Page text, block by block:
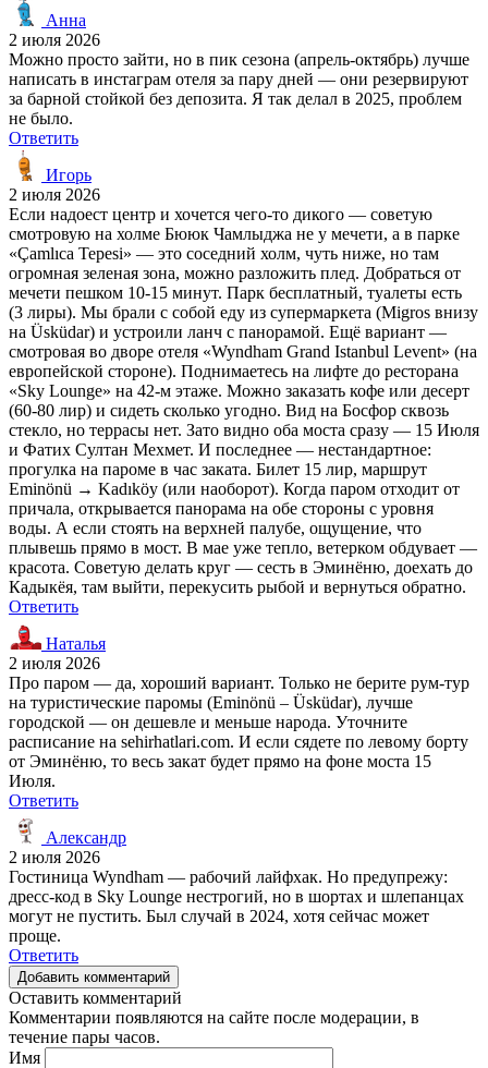
Анна
2 июля 2026
Можно просто зайти, но в пик сезона (апрель-октябрь) лучше
написать в инстаграм отеля за пару дней — они резервируют
за барной стойкой без депозита. Я так делал в 2025, проблем
не было.
Ответить
Игорь
2 июля 2026
Если надоест центр и хочется чего-то дикого — советую
смотровую на холме Бююк Чамлыджа не у мечети, а в парке
«Çamlıca Tepesi» — это соседний холм, чуть ниже, но там
огромная зеленая зона, можно разложить плед. Добраться от
мечети пешком 10-15 минут. Парк бесплатный, туалеты есть
(3 лиры). Мы брали с собой еду из супермаркета (Migros внизу
на Üsküdar) и устроили ланч с панорамой. Ещё вариант —
смотровая во дворе отеля «Wyndham Grand Istanbul Levent» (на
европейской стороне). Поднимаетесь на лифте до ресторана
«Sky Lounge» на 42-м этаже. Можно заказать кофе или десерт
(60-80 лир) и сидеть сколько угодно. Вид на Босфор сквозь
стекло, но террасы нет. Зато видно оба моста сразу — 15 Июля
и Фатих Султан Мехмет. И последнее — нестандартное:
прогулка на пароме в час заката. Билет 15 лир, маршрут
Eminönü → Kadıköy (или наоборот). Когда паром отходит от
причала, открывается панорама на обе стороны с уровня
воды. А если стоять на верхней палубе, ощущение, что
плывешь прямо в мост. В мае уже тепло, ветерком обдувает —
красота. Советую делать круг — сесть в Эминёню, доехать до
Кадыкёя, там выйти, перекусить рыбой и вернуться обратно.
Ответить
Наталья
2 июля 2026
Про паром — да, хороший вариант. Только не берите рум-тур
на туристические паромы (Eminönü – Üsküdar), лучше
городской — он дешевле и меньше народа. Уточните
расписание на sehirhatlari.com. И если сядете по левому борту
от Эминёню, то весь закат будет прямо на фоне моста 15
Июля.
Ответить
Александр
2 июля 2026
Гостиница Wyndham — рабочий лайфхак. Но предупрежу:
дресс-код в Sky Lounge нестрогий, но в шортах и шлепанцах
могут не пустить. Был случай в 2024, хотя сейчас может
проще.
Ответить
Добавить комментарий
Оставить комментарий
Комментарии появляются на сайте после модерации, в
течение пары часов.
Имя